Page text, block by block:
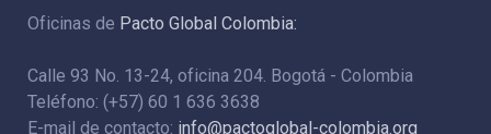
Oficinas de Pacto Global Colombia:
Calle 93 No. 13-24, oficina 204. Bogotá - Colombia
Teléfono: (+57) 60 1 636 3638
E-mail de contacto: info@pactoglobal-colombia.org